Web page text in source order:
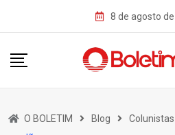
8 de agosto
O BOLETIM Blog Colunistas